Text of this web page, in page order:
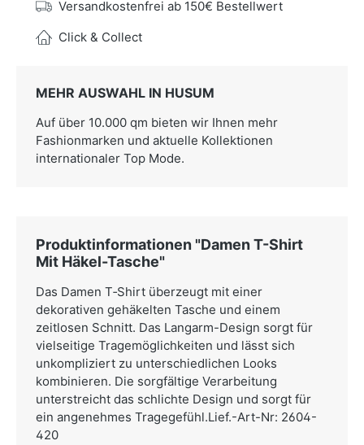
Versandkostenfrei ab 150€ Bestellwert
Click & Collect
MEHR AUSWAHL IN HUSUM
Auf über 10.000 qm bieten wir Ihnen mehr
Fashionmarken und aktuelle Kollektionen
internationaler Top Mode.
Produktinformationen "Damen T-Shirt
Mit Häkel-Tasche"
Das Damen T‑Shirt überzeugt mit einer
dekorativen gehäkelten Tasche und einem
zeitlosen Schnitt. Das Langarm-Design sorgt für
vielseitige Tragemöglichkeiten und lässt sich
unkompliziert zu unterschiedlichen Looks
kombinieren. Die sorgfältige Verarbeitung
unterstreicht das schlichte Design und sorgt für
ein angenehmes Tragegefühl.Lief.-Art-Nr: 2604-
420